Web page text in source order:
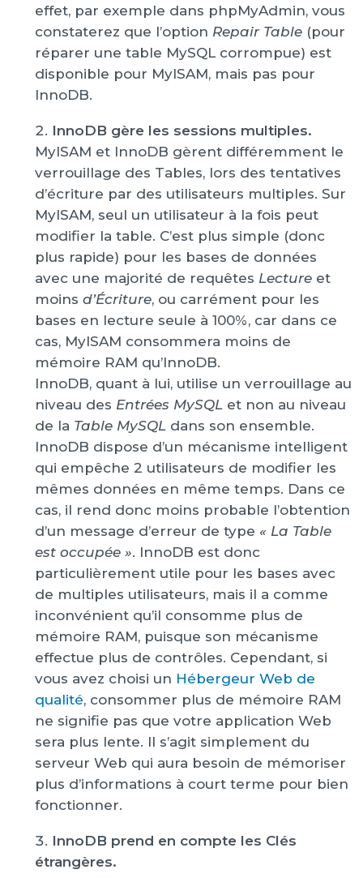
effet, par exemple dans phpMyAdmin, vous
constaterez que l’option Repair Table (pour
réparer une table MySQL corrompue) est
disponible pour MyISAM, mais pas pour
InnoDB.
InnoDB gère les sessions multiples.
MyISAM et InnoDB gèrent différemment le
verrouillage des Tables, lors des tentatives
d’écriture par des utilisateurs multiples. Sur
MyISAM, seul un utilisateur à la fois peut
modifier la table. C’est plus simple (donc
plus rapide) pour les bases de données
avec une majorité de requêtes Lecture et
moins d’Écriture, ou carrément pour les
bases en lecture seule à 100%, car dans ce
cas, MyISAM consommera moins de
mémoire RAM qu’InnoDB.
InnoDB, quant à lui, utilise un verrouillage au
niveau des Entrées MySQL et non au niveau
de la Table MySQL dans son ensemble.
InnoDB dispose d’un mécanisme intelligent
qui empêche 2 utilisateurs de modifier les
mêmes données en même temps. Dans ce
cas, il rend donc moins probable l’obtention
d’un message d’erreur de type « La Table
est occupée ». InnoDB est donc
particulièrement utile pour les bases avec
de multiples utilisateurs, mais il a comme
inconvénient qu’il consomme plus de
mémoire RAM, puisque son mécanisme
effectue plus de contrôles. Cependant, si
vous avez choisi un Hébergeur Web de
qualité, consommer plus de mémoire RAM
ne signifie pas que votre application Web
sera plus lente. Il s’agit simplement du
serveur Web qui aura besoin de mémoriser
plus d’informations à court terme pour bien
fonctionner.
InnoDB prend en compte les Clés
étrangères.